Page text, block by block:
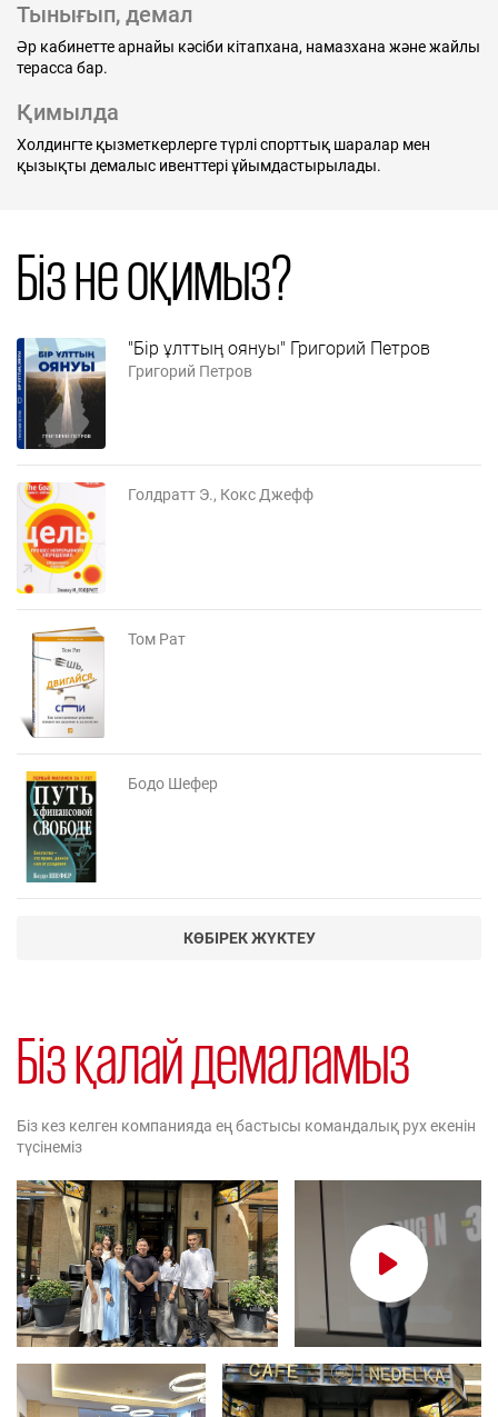
Тынығып, демал
Әр кабинетте арнайы кәсіби кітапхана, намазхана және жайлы
терасса бар.
Қимылда
Холдингте қызметкерлерге түрлі спорттық шаралар мен
қызықты демалыс ивенттері ұйымдастырылады.
Біз не оқимыз?
"Бір ұлттың оянуы" Григорий Петров
Григорий Петров
Голдратт Э., Кокс Джефф
Том Рат
Бодо Шефер
КӨБІРЕК ЖҮКТЕУ
Біз қалай демаламыз
Біз кез келген компанияда ең бастысы командалық рух екенін
түсінеміз